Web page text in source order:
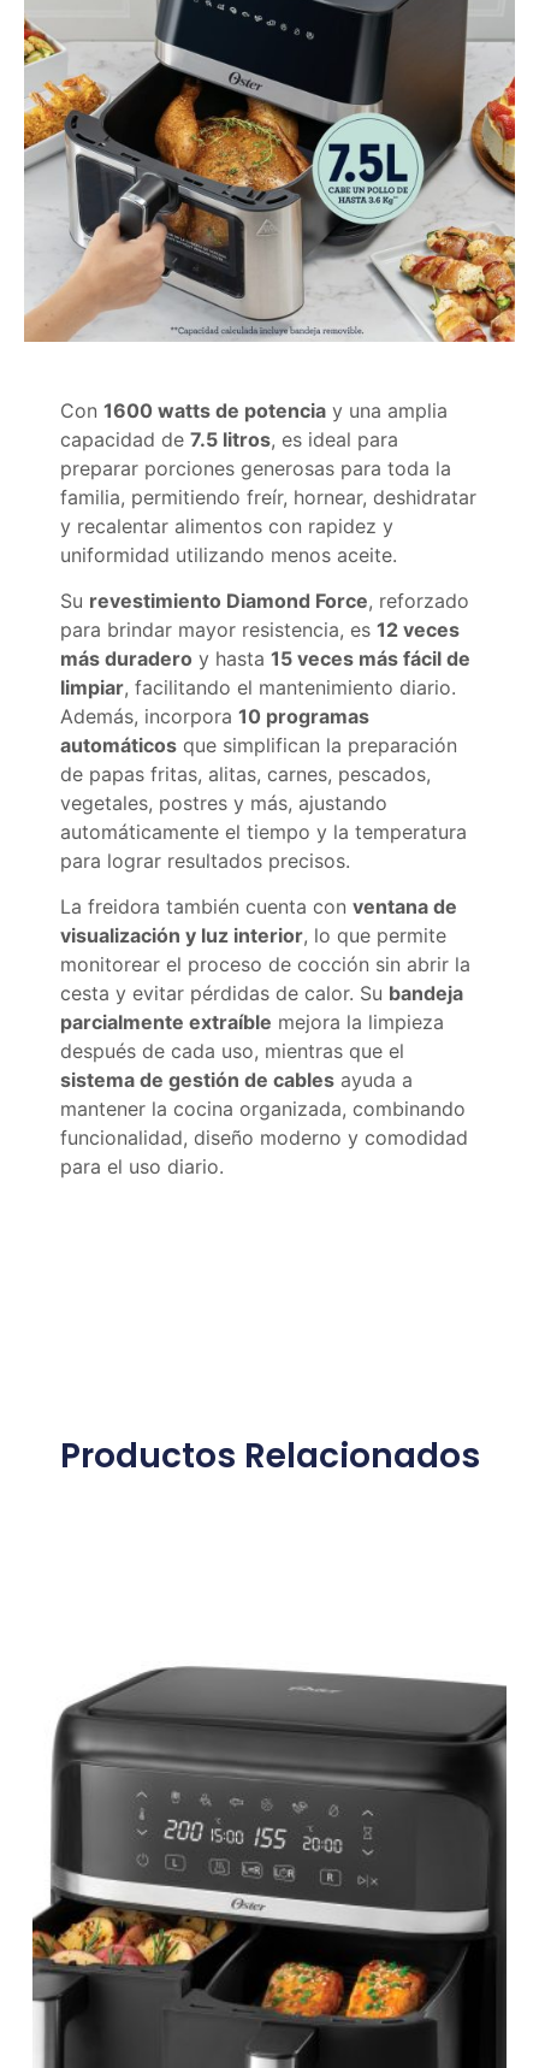
Con 1600 watts de potencia y una amplia
capacidad de 7.5 litros, es ideal para
preparar porciones generosas para toda la
familia, permitiendo freír, hornear, deshidratar
y recalentar alimentos con rapidez y
uniformidad utilizando menos aceite.
Su revestimiento Diamond Force, reforzado
para brindar mayor resistencia, es 12 veces
más duradero y hasta 15 veces más fácil de
limpiar, facilitando el mantenimiento diario.
Además, incorpora 10 programas
automáticos que simplifican la preparación
de papas fritas, alitas, carnes, pescados,
vegetales, postres y más, ajustando
automáticamente el tiempo y la temperatura
para lograr resultados precisos.
La freidora también cuenta con ventana de
visualización y luz interior, lo que permite
monitorear el proceso de cocción sin abrir la
cesta y evitar pérdidas de calor. Su bandeja
parcialmente extraíble mejora la limpieza
después de cada uso, mientras que el
sistema de gestión de cables ayuda a
mantener la cocina organizada, combinando
funcionalidad, diseño moderno y comodidad
para el uso diario.
Productos Relacionados